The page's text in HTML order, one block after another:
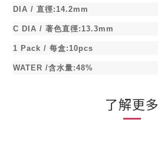
DIA / 直徑:14.2mm
C DIA / 著色直徑:13.3mm
1 Pack / 每盒:10pcs
WATER /含水量:48%
了解更多